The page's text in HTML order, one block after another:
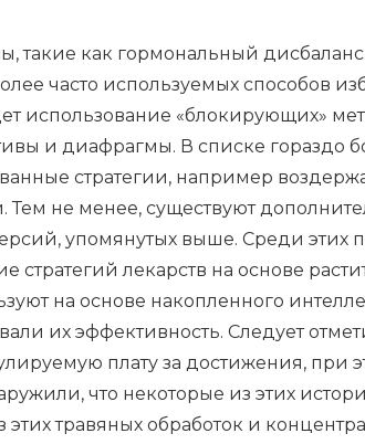
такие как гормональный дисбаланс
часто используемых способов
использование «блокирующих»
и диафрагмы. В списке гораздо
стратегии, например
Тем не менее, существуют
упомянутых выше. Среди этих
стратегий лекарств на основе
на основе накопленного
их эффективность. Следует
плату за достижения, при
что некоторые из этих
этих травяных обработок и